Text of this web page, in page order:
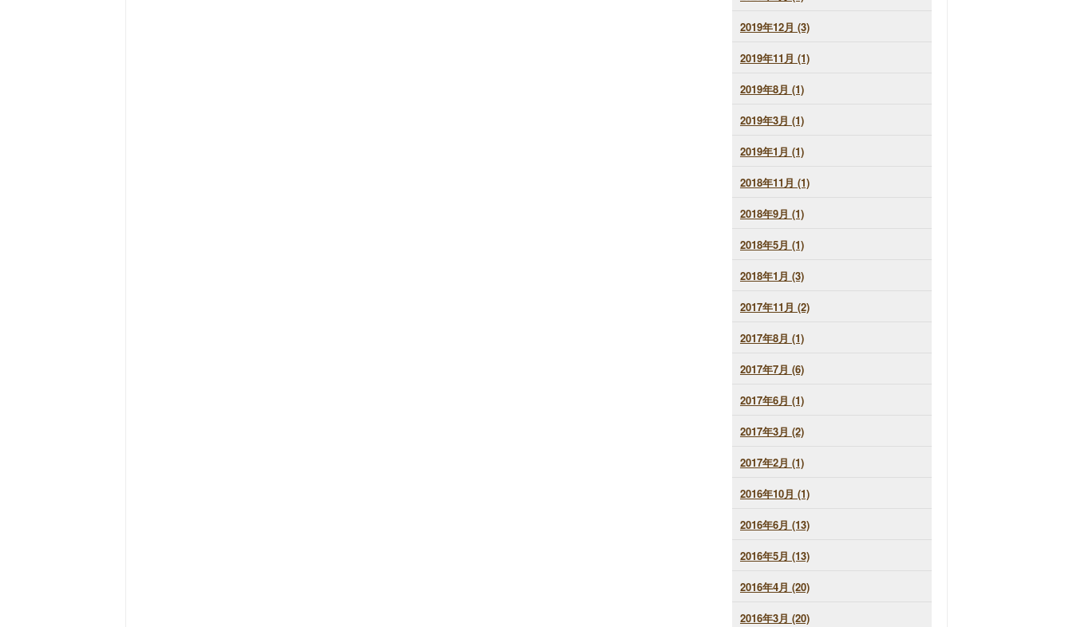
2019年12月 (3)
2019年11月 (1)
2019年8月 (1)
2019年3月 (1)
2019年1月 (1)
2018年11月 (1)
2018年9月 (1)
2018年5月 (1)
2018年1月 (3)
2017年11月 (2)
2017年8月 (1)
2017年7月 (6)
2017年6月 (1)
2017年3月 (2)
2017年2月 (1)
2016年10月 (1)
2016年6月 (13)
2016年5月 (13)
2016年4月 (20)
2016年3月 (20)